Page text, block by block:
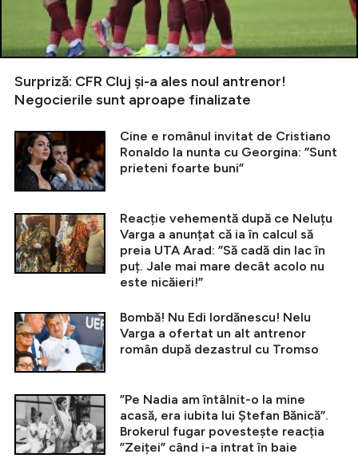
Surpriză: CFR Cluj și-a ales noul antrenor!
Negocierile sunt aproape finalizate
Cine e românul invitat de Cristiano
Ronaldo la nunta cu Georgina: ”Sunt
prieteni foarte buni”
Reacție vehementă după ce Neluțu
Varga a anunțat că ia în calcul să
preia UTA Arad: ”Să cadă din lac în
puț. Jale mai mare decât acolo nu
este nicăieri!”
Bombă! Nu Edi Iordănescu! Nelu
Varga a ofertat un alt antrenor
român după dezastrul cu Tromso
”Pe Nadia am întâlnit-o la mine
acasă, era iubita lui Ștefan Bănică”.
Brokerul fugar povestește reacția
”Zeiței” când i-a intrat în baie